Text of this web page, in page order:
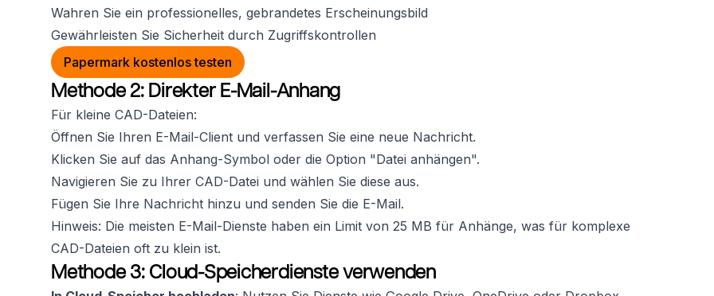
Wahren Sie ein professionelles, gebrandetes Erscheinungsbild
Gewährleisten Sie Sicherheit durch Zugriffskontrollen
Papermark kostenlos testen
Methode 2: Direkter E-Mail-Anhang
Für kleine CAD-Dateien:
Öffnen Sie Ihren E-Mail-Client und verfassen Sie eine neue Nachricht.
Klicken Sie auf das Anhang-Symbol oder die Option "Datei anhängen".
Navigieren Sie zu Ihrer CAD-Datei und wählen Sie diese aus.
Fügen Sie Ihre Nachricht hinzu und senden Sie die E-Mail.
Hinweis: Die meisten E-Mail-Dienste haben ein Limit von 25 MB für Anhänge, was für komplexe
CAD-Dateien oft zu klein ist.
Methode 3: Cloud-Speicherdienste verwenden